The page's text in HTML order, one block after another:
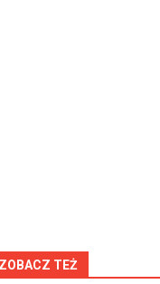
ZOBACZ TEŻ